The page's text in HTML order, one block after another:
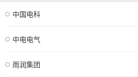
中国电科
中电电气
雨润集团